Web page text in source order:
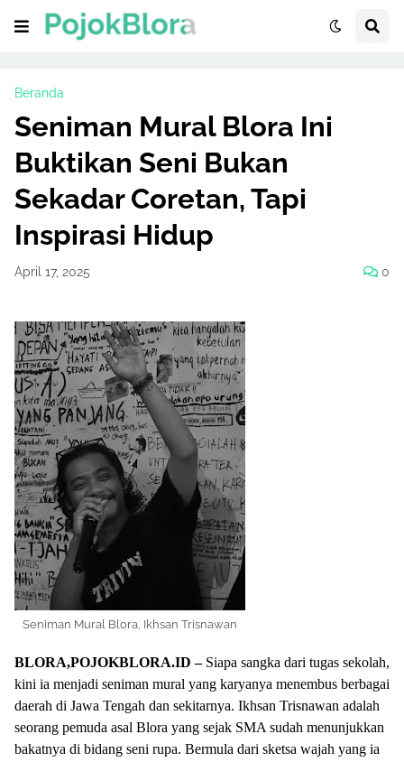
Beranda
Seniman Mural Blora Ini
Buktikan Seni Bukan
Sekadar Coretan, Tapi
Inspirasi Hidup
April 17, 2025 0
Seniman Mural Blora, Ikhsan Trisnawan
BLORA,POJOKBLORA.ID –Siapa sangka dari tugas sekolah,
kini ia menjadi seniman mural yang karyanya menembus berbagai
daerah di Jawa Tengah dan sekitarnya. Ikhsan Trisnawan adalah
seorang pemuda asal Blora yang sejak SMA sudah menunjukkan
bakatnya di bidang seni rupa. Bermula dari sketsa wajah yang ia